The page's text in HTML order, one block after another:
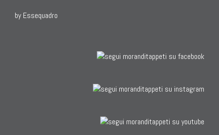
by Essequadro